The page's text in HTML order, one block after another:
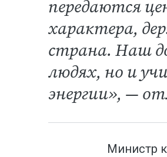
передаются
характера,
страна. Наш
людях, но и
энергии», —
Министр